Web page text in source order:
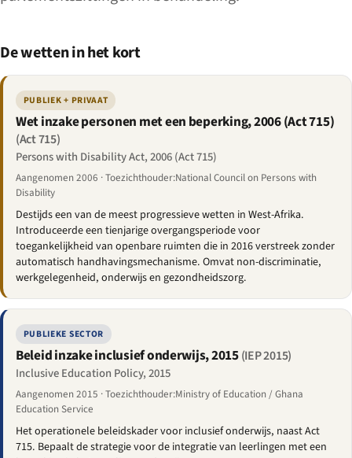
De wetten in het kort
PUBLIEK + PRIVAAT
Wet inzake personen met een beperking, 2006 (Act 715)
(Act 715)
Persons with Disability Act, 2006 (Act 715)
Aangenomen 2006 · Toezichthouder:National Council on Persons with
Disability
Destijds een van de meest progressieve wetten in West-Afrika.
Introduceerde een tienjarige overgangsperiode voor
toegankelijkheid van openbare ruimten die in 2016 verstreek zonder
automatisch handhavingsmechanisme. Omvat non-discriminatie,
werkgelegenheid, onderwijs en gezondheidszorg.
PUBLIEKE SECTOR
Beleid inzake inclusief onderwijs, 2015(IEP 2015)
Inclusive Education Policy, 2015
Aangenomen 2015 · Toezichthouder:Ministry of Education / Ghana
Education Service
Het operationele beleidskader voor inclusief onderwijs, naast Act
715. Bepaalt de strategie voor de integratie van leerlingen met een